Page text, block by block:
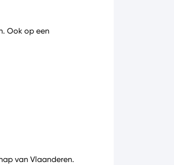
Ook op een
van Vlaanderen.